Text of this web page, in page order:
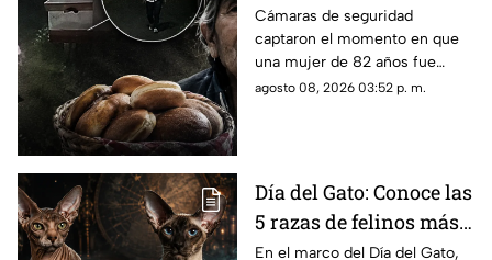
asesinato de abuelita
vendedora de cemitas
en Puebla: le robaron
unos pesos
Cámaras de seguridad
captaron el momento en que
una mujer de 82 años fue
asesinada al regresar de
agosto 08, 2026 03:52 p. m.
Día del Gato: Conoce las
5 razas de felinos más
raras del mundo
En el marco del Día del Gato,